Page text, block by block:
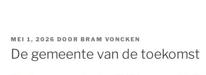
GEPLAATST
OP
MEI 1, 2026 DOOR BRAM VONCKEN
De gemeente van de toekomst